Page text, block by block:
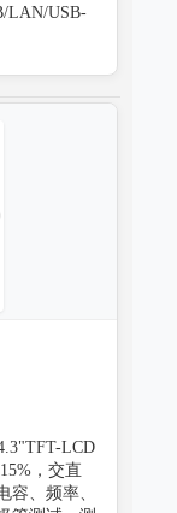
LAN/USB-
LCD
，交直
容、频率、